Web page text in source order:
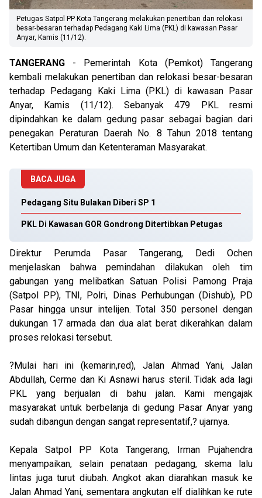
Petugas Satpol PP Kota Tangerang melakukan penertiban dan relokasi
besar-besaran terhadap Pedagang Kaki Lima (PKL) di kawasan Pasar
Anyar, Kamis (11/12).
TANGERANG - Pemerintah Kota (Pemkot) Tangerang
kembali melakukan penertiban dan relokasi besar-besaran
terhadap Pedagang Kaki Lima (PKL) di kawasan Pasar
Anyar, Kamis (11/12). Sebanyak 479 PKL resmi
dipindahkan ke dalam gedung pasar sebagai bagian dari
penegakan Peraturan Daerah No. 8 Tahun 2018 tentang
Ketertiban Umum dan Ketenteraman Masyarakat.
BACA JUGA
Pedagang Situ Bulakan Diberi SP 1
PKL Di Kawasan GOR Gondrong Ditertibkan Petugas
Direktur Perumda Pasar Tangerang, Dedi Ochen
menjelaskan bahwa pemindahan dilakukan oleh tim
gabungan yang melibatkan Satuan Polisi Pamong Praja
(Satpol PP), TNI, Polri, Dinas Perhubungan (Dishub), PD
Pasar hingga unsur intelijen. Total 350 personel dengan
dukungan 17 armada dan dua alat berat dikerahkan dalam
proses relokasi tersebut.
?Mulai hari ini (kemarin,red), Jalan Ahmad Yani, Jalan
Abdullah, Cerme dan Ki Asnawi harus steril. Tidak ada lagi
PKL yang berjualan di bahu jalan. Kami mengajak
masyarakat untuk berbelanja di gedung Pasar Anyar yang
sudah dibangun dengan sangat representatif,? ujarnya.
Kepala Satpol PP Kota Tangerang, Irman Pujahendra
menyampaikan, selain penataan pedagang, skema lalu
lintas juga turut diubah. Angkot akan diarahkan masuk ke
Jalan Ahmad Yani, sementara angkutan elf dialihkan ke rute